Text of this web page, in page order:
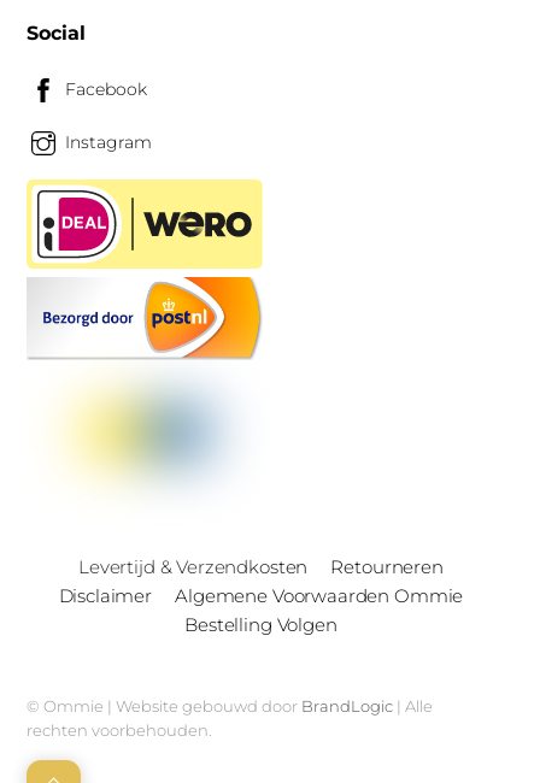
Social
Facebook
Instagram
Levertijd & Verzendkosten
Retourneren
Disclaimer
Algemene Voorwaarden Ommie
Bestelling Volgen
© Ommie | Website gebouwd door BrandLogic | Alle
rechten voorbehouden.